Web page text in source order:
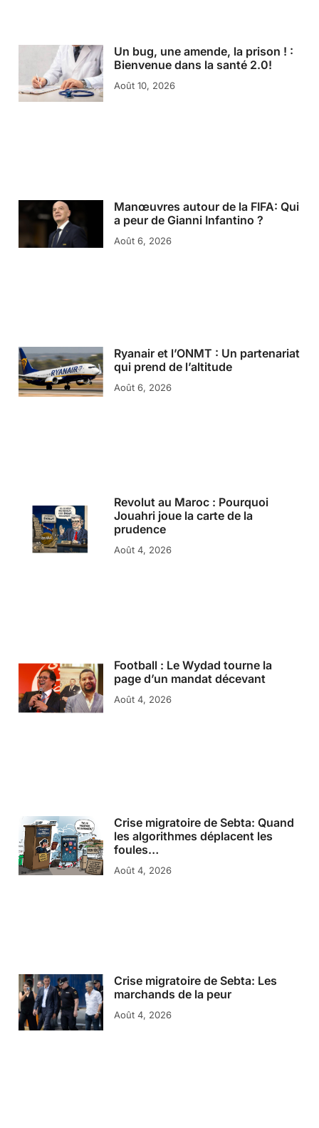
Un bug, une amende, la prison ! :
Bienvenue dans la santé 2.0!
Août 10, 2026
Manœuvres autour de la FIFA: Qui
a peur de Gianni Infantino ?
Août 6, 2026
Ryanair et l’ONMT : Un partenariat
qui prend de l’altitude
Août 6, 2026
Revolut au Maroc : Pourquoi
Jouahri joue la carte de la
prudence
Août 4, 2026
Football : Le Wydad tourne la
page d’un mandat décevant
Août 4, 2026
Crise migratoire de Sebta: Quand
les algorithmes déplacent les
foules…
Août 4, 2026
Crise migratoire de Sebta: Les
marchands de la peur
Août 4, 2026